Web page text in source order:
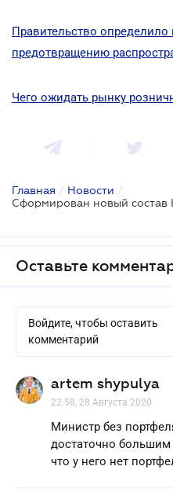
Правительство определило
предотвращению
Чего ожидать рынку
Главная / Новости /
Сформирован новый состав
Оставьте
Войдите, чтобы оставить
комментарий
artem shypulya
22.58, 28 Августа 2020
Министр без
достаточно
что у него нет